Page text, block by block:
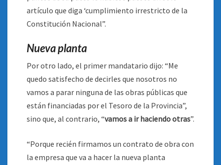
artículo que diga ‘cumplimiento irrestricto de la
Constitución Nacional”.
Nueva planta
Por otro lado, el primer mandatario dijo: “Me
quedo satisfecho de decirles que nosotros no
vamos a parar ninguna de las obras públicas que
están financiadas por el Tesoro de la Provincia”,
sino que, al contrario, “vamos a ir haciendo otras”.
“Porque recién firmamos un contrato de obra con
la empresa que va a hacer la nueva planta